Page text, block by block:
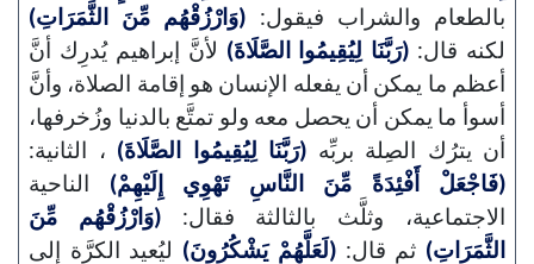
بالطعام والشراب فيقول: (وَارْزُقْهُم مِّنَ الثَّمَرَاتِ)
لكنه قال: (رَبَّنَا لِيُقِيمُوا الصَّلَاةَ) لأنَّ إبراهيم يُدرِك أنَّ
أعظم ما يمكن أن يفعله الإنسان هو إقامة الصلاة، وأنَّ
أسوأ ما يمكن أن يحصل معه ولو تمتَّع بالدنيا وزُخرفها،
أن يترُك الصِلة بربِّه (رَبَّنَا لِيُقِيمُوا الصَّلَاةَ) ، الثانية:
(فَاجْعَلْ أَفْئِدَةً مِّنَ النَّاسِ تَهْوِي إِلَيْهِمْ) الناحية
الاجتماعية، وثلَّث بالثالثة فقال:(وَارْزُقْهُم مِّنَ
الثَّمَرَاتِ) ثم قال:(لَعَلَّهُمْ يَشْكُرُونَ) ليُعيد الكرَّة إلى